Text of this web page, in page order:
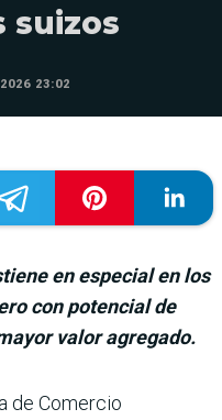
suizos
23:02
en especial en los
con potencial de
valor agregado.
de Comer­cio